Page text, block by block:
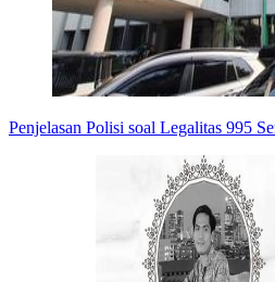
Penjelasan Polisi soal Legalitas 995